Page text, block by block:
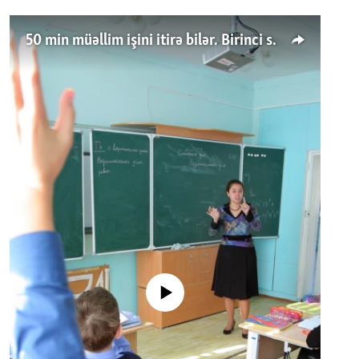
50 min müəllim işini itirə bilər. Birinci sinfə gedənlər azalır
No media source currently available